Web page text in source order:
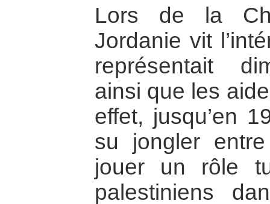
Lors de la
Jordanie vit
représentait
ainsi que les
effet, jusqu’en
su jongler
jouer un rôle
palestiniens